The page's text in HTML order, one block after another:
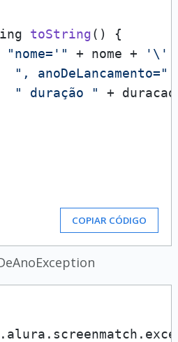
toString()
{
"nome='" + nome + '\''
", anoDeLancamento="
" duração "
+
COPIAR CÓDIGO